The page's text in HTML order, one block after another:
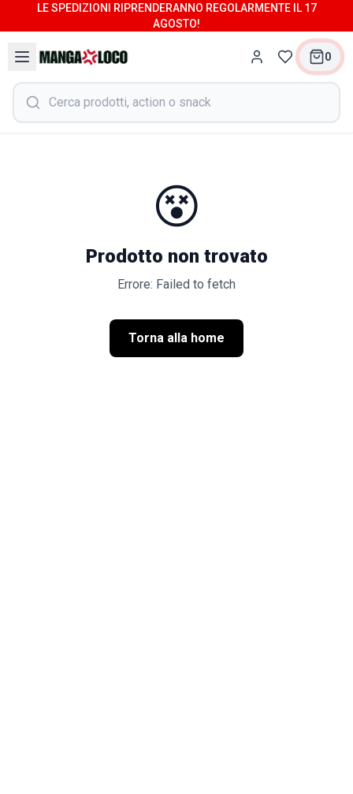
LE SPEDIZIONI RIPRENDERANNO REGOLARMENTE IL 17
AGOSTO!
0
😵
Prodotto non trovato
Errore: Failed to fetch
Torna alla home